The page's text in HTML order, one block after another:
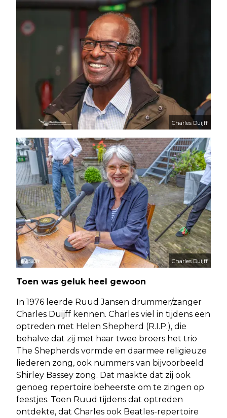
Charles Duijff
Charles Duijff
Toen was geluk heel gewoon
In 1976 leerde Ruud Jansen drummer/zanger
Charles Duijff kennen. Charles viel in tijdens een
optreden met Helen Shepherd (R.I.P.), die
behalve dat zij met haar twee broers het trio
The Shepherds vormde en daarmee religieuze
liederen zong, ook nummers van bijvoorbeeld
Shirley Bassey zong. Dat maakte dat zij ook
genoeg repertoire beheerste om te zingen op
feestjes. Toen Ruud tijdens dat optreden
ontdekte, dat Charles ook Beatles-repertoire